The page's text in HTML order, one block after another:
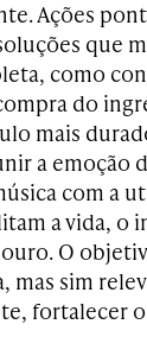
Ações
que
como
do
mais
a emoção
com a
a vida, o
O
mas sim
fortalecer